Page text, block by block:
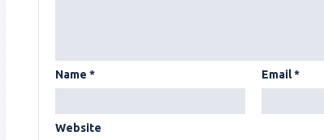
Name * Email*
Website